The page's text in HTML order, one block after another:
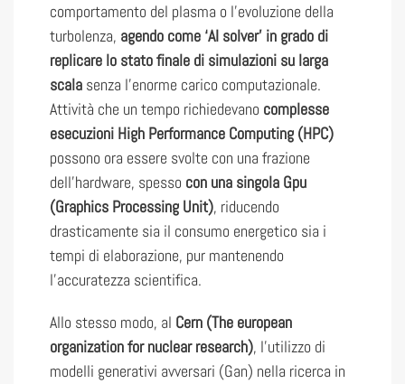
comportamento del plasma o l’evoluzione della
turbolenza, agendo come ‘AI solver’ in grado di
replicare lo stato finale di simulazioni su larga
scala senza l’enorme carico computazionale.
Attività che un tempo richiedevano complesse
esecuzioni High Performance Computing (HPC)
possono ora essere svolte con una frazione
dell’hardware, spesso con una singola Gpu
(Graphics Processing Unit), riducendo
drasticamente sia il consumo energetico sia i
tempi di elaborazione, pur mantenendo
l’accuratezza scientifica.
Allo stesso modo, al Cern (The european
organization for nuclear research), l’utilizzo di
modelli generativi avversari (Gan) nella ricerca in